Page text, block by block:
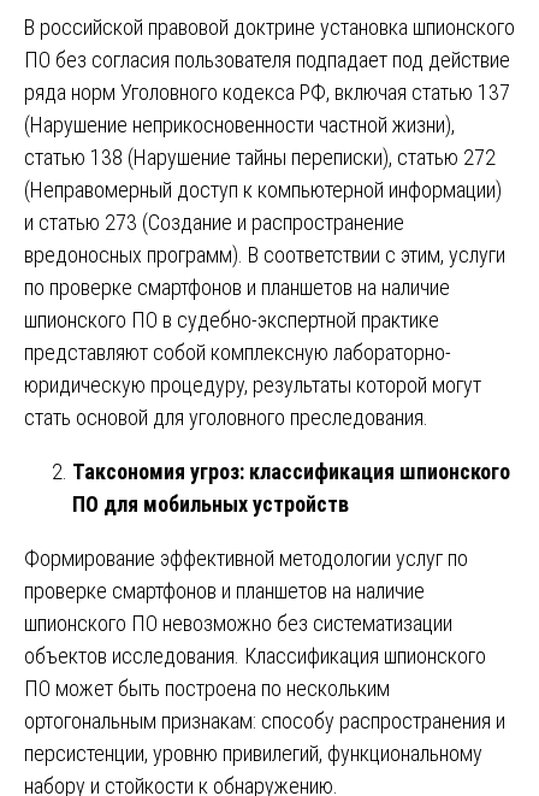
В российской правовой доктрине установка шпионского
ПО без согласия пользователя подпадает под действие
ряда норм Уголовного кодекса РФ, включая статью 137
(Нарушение неприкосновенности частной жизни),
статью 138 (Нарушение тайны переписки), статью 272
(Неправомерный доступ к компьютерной информации)
и статью 273 (Создание и распространение
вредоносных программ). В соответствии с этим, услуги
по проверке смартфонов и планшетов на наличие
шпионского ПО в судебно-экспертной практике
представляют собой комплексную лабораторно-
юридическую процедуру, результаты которой могут
стать основой для уголовного преследования.
Таксономия угроз: классификация шпионского
ПО для мобильных устройств
Формирование эффективной методологии услуг по
проверке смартфонов и планшетов на наличие
шпионского ПО невозможно без систематизации
объектов исследования. Классификация шпионского
ПО может быть построена по нескольким
ортогональным признакам: способу распространения и
персистенции, уровню привилегий, функциональному
набору и стойкости к обнаружению.